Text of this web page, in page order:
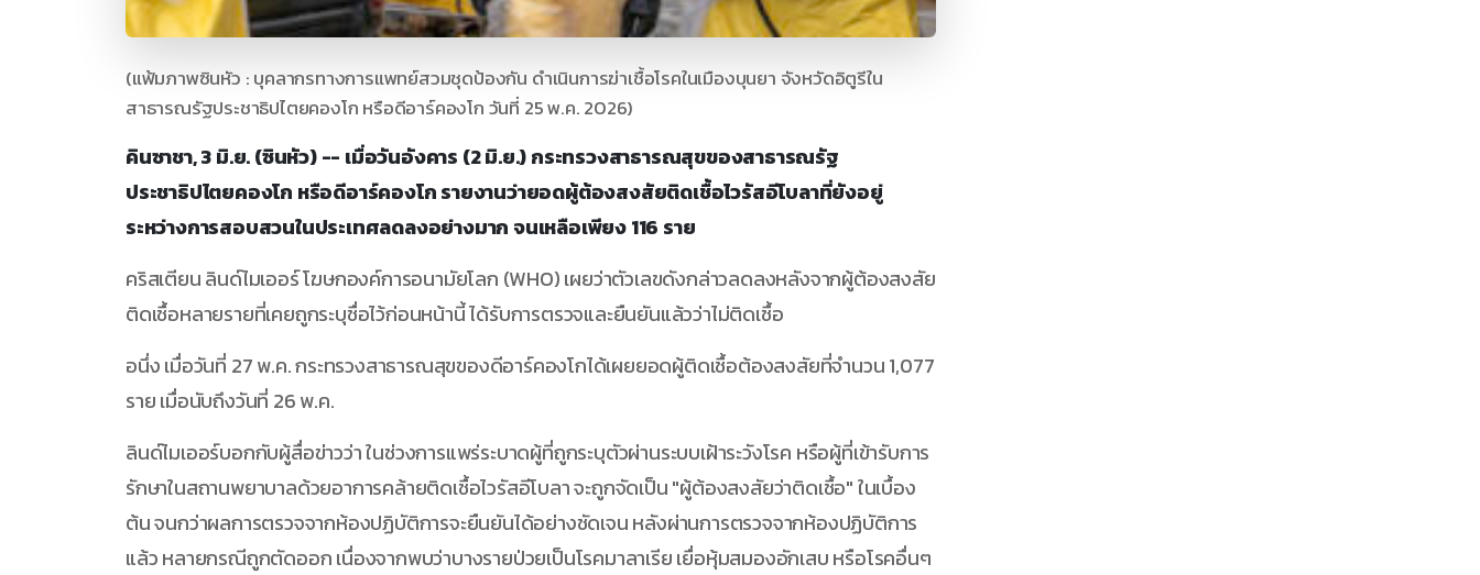
(แฟ้มภาพซินหัว : บุคลากรทางการแพทย์สวมชุดป้องกัน ดำเนินการฆ่าเชื้อโรคในเมืองบุนยา จังหวัดอิตูรีใน
สาธารณรัฐประชาธิปไตยคองโก หรือดีอาร์คองโก วันที่ 25 พ.ค. 2026)
คินซาชา, 3 มิ.ย. (ซินหัว) -- เมื่อวันอังคาร (2 มิ.ย.) กระทรวงสาธารณสุขของสาธารณรัฐ
ประชาธิปไตยคองโก หรือดีอาร์คองโก รายงานว่ายอดผู้ต้องสงสัยติดเชื้อไวรัสอีโบลาที่ยังอยู่
ระหว่างการสอบสวนในประเทศลดลงอย่างมาก จนเหลือเพียง 116 ราย
คริสเตียน ลินด์ไมเออร์ โฆษกองค์การอนามัยโลก (WHO) เผยว่าตัวเลขดังกล่าวลดลงหลังจากผู้ต้องสงสัย
ติดเชื้อหลายรายที่เคยถูกระบุชื่อไว้ก่อนหน้านี้ ได้รับการตรวจและยืนยันแล้วว่าไม่ติดเชื้อ
อนึ่ง เมื่อวันที่ 27 พ.ค. กระทรวงสาธารณสุขของดีอาร์คองโกได้เผยยอดผู้ติดเชื้อต้องสงสัยที่จำนวน 1,077
ราย เมื่อนับถึงวันที่ 26 พ.ค.
ลินด์ไมเออร์บอกกับผู้สื่อข่าวว่า ในช่วงการแพร่ระบาดผู้ที่ถูกระบุตัวผ่านระบบเฝ้าระวังโรค หรือผู้ที่เข้ารับการ
รักษาในสถานพยาบาลด้วยอาการคล้ายติดเชื้อไวรัสอีโบลา จะถูกจัดเป็น "ผู้ต้องสงสัยว่าติดเชื้อ" ในเบื้อง
ต้น จนกว่าผลการตรวจจากห้องปฏิบัติการจะยืนยันได้อย่างชัดเจน หลังผ่านการตรวจจากห้องปฏิบัติการ
แล้ว หลายกรณีถูกตัดออก เนื่องจากพบว่าบางรายป่วยเป็นโรคมาลาเรีย เยื่อหุ้มสมองอักเสบ หรือโรคอื่นๆ